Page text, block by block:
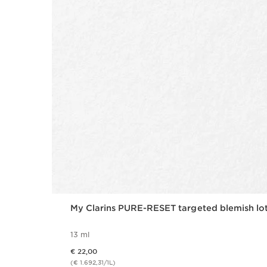
My Clarins PURE-RESET targeted blemish
13 ml
€ 22,00
(€ 1.692,31/1L)